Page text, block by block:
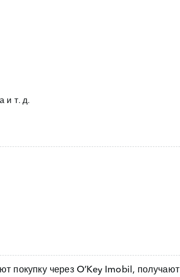
и т. д.
покупку через O’Key Imobil, получают